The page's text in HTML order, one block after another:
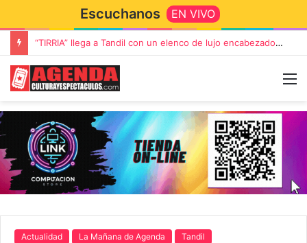
Escuchanos EN VIVO
“TIRRIA” llega a Tandil con un elenco de lujo encabezado por Capusotto, Spregelburd y Stefani
Actualidad La Mañana de Agenda Tandil